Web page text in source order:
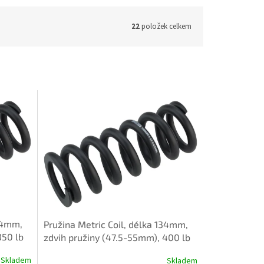
22položek celkem
lb
Skladem
Pružina Metric Coil, délka 134mm,
zdvih pružiny (47.5-55mm), 400 lb
Skladem